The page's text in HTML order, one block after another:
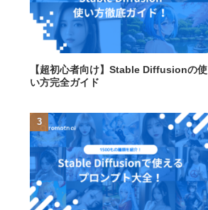
【超初心者向け】Stable Diffusionの使
い方完全ガイド